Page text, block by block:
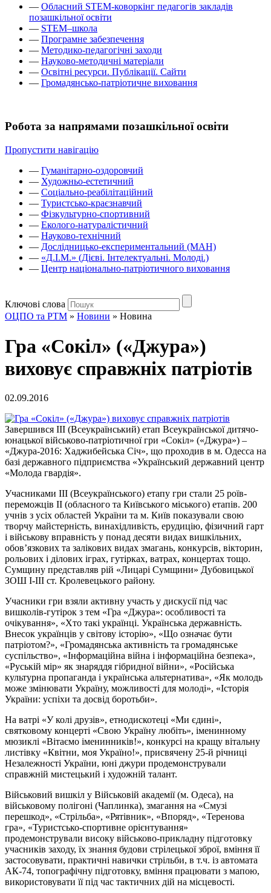
— Обласний STEM-коворкінг педагогів закладів
позашкільної освіти
— STEM–школа
— Програмне забезпечення
— Методико-педагогічні заходи
— Науково-методичні матеріали
— Освітні ресурси. Публікації. Сайти
— Громадянсько-патріотичне виховання
Робота за напрямами позашкільної освіти
Пропустити навігацію
— Гуманітарно-оздоровчий
— Художньо-естетичний
— Соціально-реабілітаційний
— Туристсько-краєзнавчий
— Фізкультурно-спортивний
— Еколого-натуралістичний
— Науково-технічний
— Дослідницько-експериментальний (МАН)
— «Д.І.М.» (Дієві. Інтелектуальні. Молоді.)
— Центр національно-патріотичного виховання
Ключові слова
ОЦПО та РТМ » Новини » Новина
Гра «Сокіл» («Джура»)
виховує справжніх патріотів
02.09.2016
Завершився ІІІ (Всеукраїнський) етап Всеукраїнської дитячо-
юнацької військово-патріотичної гри «Сокіл» («Джура») –
«Джура-2016: Хаджибейська Січ», що проходив в м. Одесса на
базі державного підприємства «Український державний центр
«Молода гвардія».
Учасниками ІІІ (Всеукраїнського) етапу гри стали 25 роїв-
переможців ІІ (обласного та Київського міського) етапів. 200
учнів з усіх областей України та м. Київ показували свою
творчу майстерність, винахідливість, ерудицію, фізичний гарт
і військову вправність у понад десяти видах вишкільних,
обов’язкових та залікових видах змагань, конкурсів, вікторин,
рольових і ділових іграх, гутірках, ватрах, концертах тощо.
Сумщину представляв рій «Лицарі Сумщини» Дубовицької
ЗОШ І-ІІІ ст. Кролевецького району.
Учасники гри взяли активну участь у дискусії під час
вишколів-гутірок з тем «Гра «Джура»: особливості та
очікування», «Хто такі українці. Українська державність.
Внесок українців у світову історію», «Що означає бути
патріотом?», «Громадянська активність та громадянське
суспільство», «Інформаційна війна і інформаційна безпека»,
«Руській мір» як знаряддя гібридної війни», «Російська
культурна пропаганда і українська альтернатива», «Як молодь
може змінювати Україну, можливості для молоді», «Історія
України: успіхи та досвід боротьби».
На ватрі «У колі друзів», етнодискотеці «Ми єдині»,
святковому концерті «Свою Україну любіть», іменинному
мюзиклі «Вітаємо іменинників!», конкурсі на кращу вітальну
листівку «Квітни, моя Україно!», присвячену 25-й річниці
Незалежності України, юні джури продемонстрували
справжній мистецький і художній талант.
Військовий вишкіл у Військовій академії (м. Одеса), на
військовому полігоні (Чаплинка), змагання на «Смузі
перешкод», «Стрільба», «Рятівник», «Впоряд», «Теренова
гра», «Туристсько-спортивне орієнтування»
продемонстрували високу військово-прикладну підготовку
учасників заходу, їх знання будови стрілецької зброї, вміння її
застосовувати, практичні навички стрільби, в т.ч. із автомата
АК-74, топографічну підготовку, вміння працювати з мапою,
використовувати її під час тактичних дій на місцевості.